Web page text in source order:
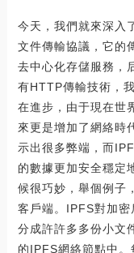
今天，我們就來深入
文件傳輸協議，它的
去中心化存儲服務，
有HTTP傳輸技術，
在進步，由于現在世
來更是增加了網絡時
示出很多弊端，而
的數據更加安全穩定
候很巧妙，舉個例子
客戶端。IPFS對加
分成許許多多份小文
的IPFS網絡節點中。